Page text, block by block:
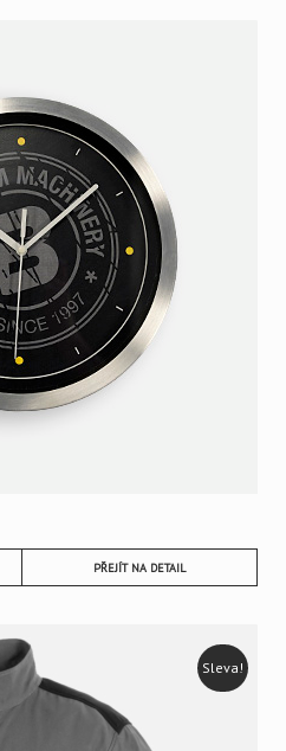
PŘEJÍT NA DETAIL
Sleva!